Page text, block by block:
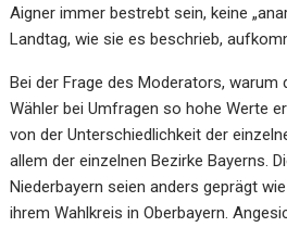
Aigner immer bestrebt sein, keine
Landtag, wie sie es beschrieb,
Bei der Frage des Moderators, warum
Wähler bei Umfragen so hohe Werte
von der Unterschiedlichkeit der
allem der einzelnen Bezirke Bayerns.
Niederbayern seien anders geprägt
ihrem Wahlkreis in Oberbayern.